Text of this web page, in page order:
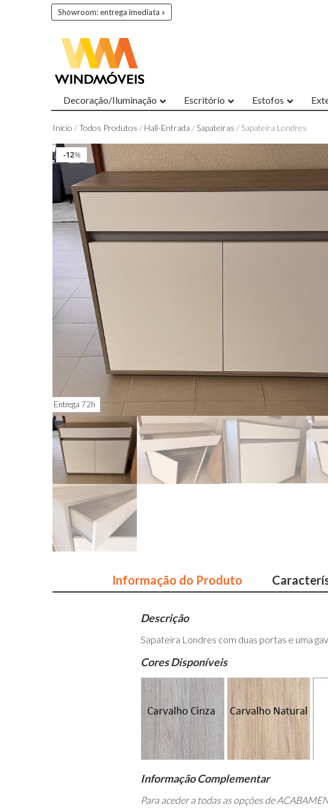
Showroom: entrega imediata »
Decoração/Iluminação Escritório Estofos
Início /Todos Produtos / Hall-Entrada / Sapateiras / Sapateira Londres
Entrega 72h
%
12
Entrega 72h
%
12
Informação do Produto
Descrição
Sapateira Londres com duas portas e uma
Cores Disponíveis
Informação Complementar
Para aceder a todas as opções de